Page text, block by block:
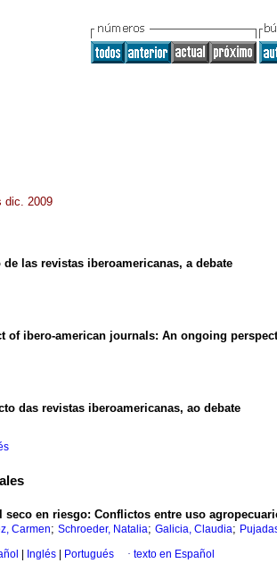
dic. 2009
las revistas iberoamericanas, a debate
of ibero-american journals: An ongoing
das revistas iberoamericanas, ao debate
seco en riesgo: Conflictos entre uso
Carmen; Schroeder, Natalia; Galicia, Claudia;
Inglés Portugués · texto en Español